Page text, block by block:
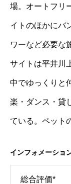
場。オートフリ
イトのほかにバ
ワーなど必要な
サイトは平井川
中でゆっくりと
楽・ダンス・貸
ている。ペット
インフォメーショ
総合評価*